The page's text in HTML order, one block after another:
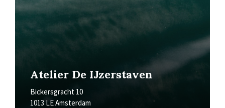
Atelier De IJzerstaven
Bickersgracht 10
1013 LE Amsterdam